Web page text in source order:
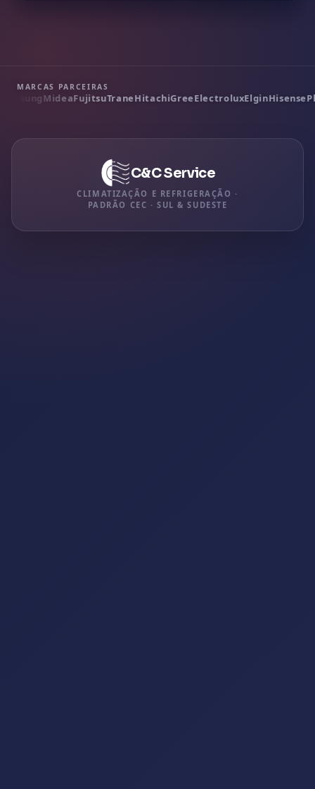
MARCAS PARCEIRAS
MideaFujitsuTraneHitachiGreeElectroluxElginHisense
C&C Service
CLIMATIZAÇÃO E REFRIGERAÇÃO ·
PADRÃO CEC · SUL & SUDESTE